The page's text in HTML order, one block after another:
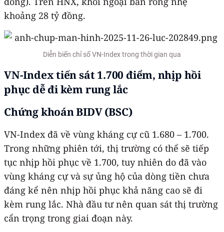
khoảng 28 tỷ đồng.
Diễn biến chỉ số VN-Index trong thời gian qua
VN-Index tiến sát 1.700 điểm, nhịp hồi
phục dễ đi kèm rung lắc
Chứng khoán BIDV (BSC)
VN-Index đã về vùng kháng cự cũ 1.680 – 1.700.
Trong những phiên tới, thị trường có thể sẽ tiếp
tục nhịp hồi phục về 1.700, tuy nhiên do đã vào
vùng kháng cự và sự ủng hộ của dòng tiền chưa
đáng kể nên nhịp hồi phục khả năng cao sẽ đi
kèm rung lắc. Nhà đầu tư nên quan sát thị trường
cẩn trọng trong giai đoạn này.